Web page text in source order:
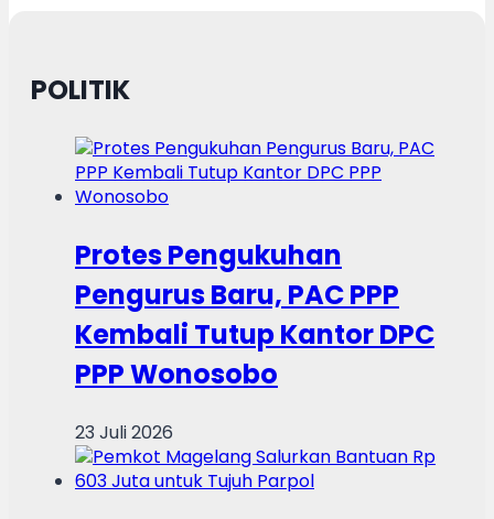
POLITIK
Protes Pengukuhan
Pengurus Baru, PAC PPP
Kembali Tutup Kantor DPC
PPP Wonosobo
23 Juli 2026